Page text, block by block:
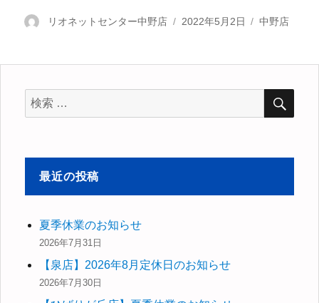
投
リオネットセンター中野店
投
2022年5月2日
カ
ー
中野店
検
索
象:
最近の投稿
夏季休業のお知らせ
2026年7月31日
【泉店】2026年8月定休日のお知らせ
2026年7月30日